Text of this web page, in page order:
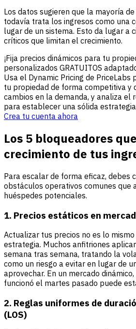
Los datos sugieren que la mayoría
todavía trata los ingresos como una
lugar de un sistema. Esto da lugar a
críticos que limitan el crecimiento.
¡Fija precios dinámicos para tu
personalizados GRATUITOS
Usa el Dynamic Pricing de PriceLabs
tu propiedad de forma competitiva y
cambios en la demanda, y analiza el
para establecer una sólida
Crea tu cuenta ahora
Los 5 bloqueadores
crecimiento de tus
Para escalar de forma eficaz, debes
obstáculos operativos comunes que
huéspedes potenciales.
1. Precios estáticos en
Actualizar tus precios no es lo
estrategia. Muchos anfitriones
semana tras semana, tratando la
como un riesgo a evitar en lugar de
aprovechar. En un mercado
funcionó el martes pasado puede
2. Reglas uniformes de
(LOS)